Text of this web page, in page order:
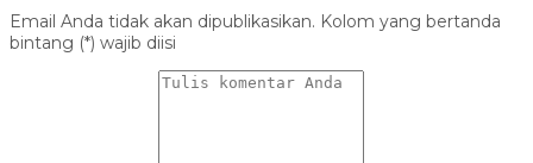
Email Anda tidak akan dipublikasikan. Kolom yang bertanda
bintang (*) wajib diisi